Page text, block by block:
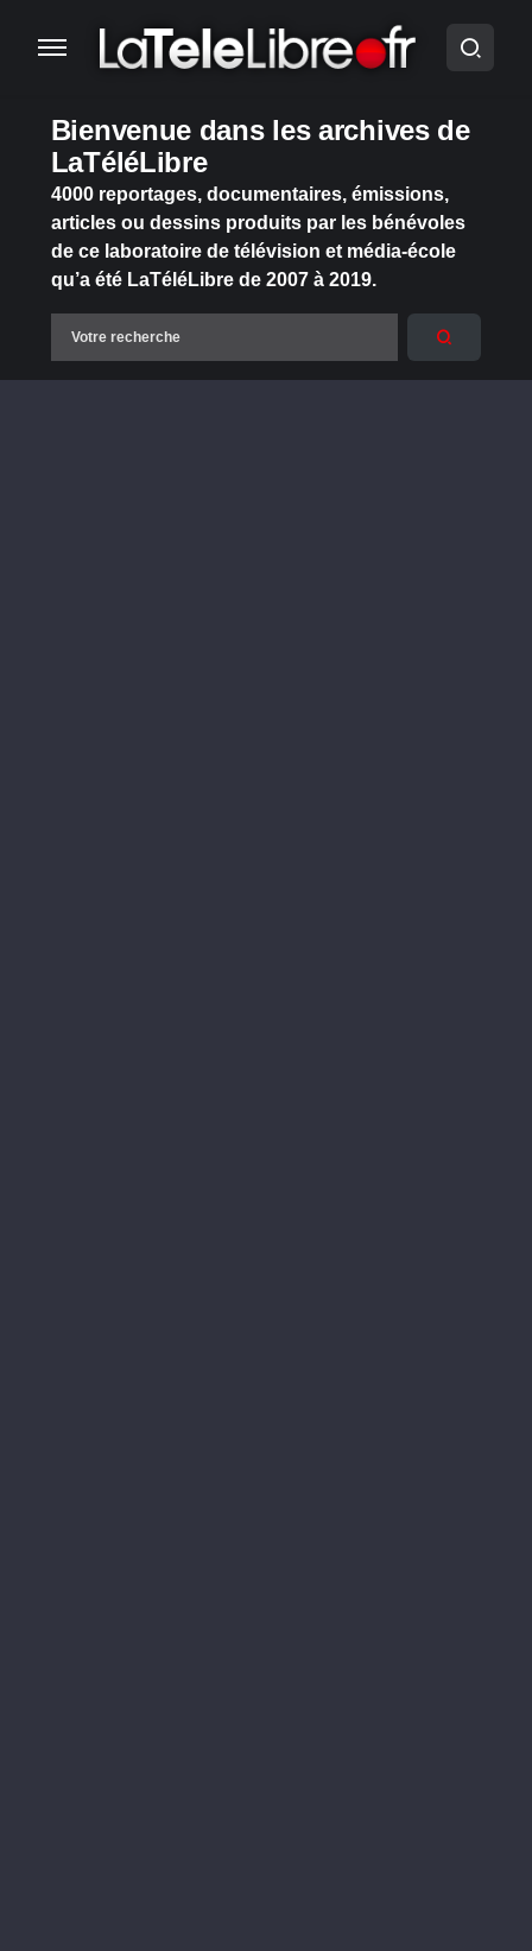
Bienvenue dans les archives de
LaTéléLibre
4000 reportages, documentaires, émissions,
articles ou dessins produits par les bénévoles
de ce laboratoire de télévision et média-école
qu’a été LaTéléLibre de 2007 à 2019.